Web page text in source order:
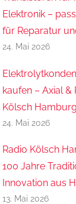
Elektronik –
für Reparatur
24. Mai 2026
kaufen – Axial &
Kölsch Hamburg
24. Mai 2026
Radio Kölsch
100 Jahre
Innovation aus
13. Mai 2026